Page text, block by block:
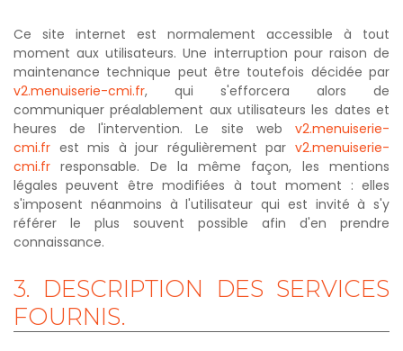
Ce site internet est normalement accessible à tout
moment aux utilisateurs. Une interruption pour raison de
maintenance technique peut être toutefois décidée par
v2.menuiserie-cmi.fr, qui s'efforcera alors de
communiquer préalablement aux utilisateurs les dates et
heures de l'intervention. Le site web v2.menuiserie-
cmi.fr est mis à jour régulièrement par v2.menuiserie-
cmi.fr responsable. De la même façon, les mentions
légales peuvent être modifiées à tout moment : elles
s'imposent néanmoins à l'utilisateur qui est invité à s'y
référer le plus souvent possible afin d'en prendre
connaissance.
3. DESCRIPTION DES SERVICES
FOURNIS.